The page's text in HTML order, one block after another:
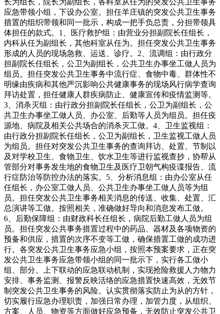
长为组长，院长为副组长，各科室从任为的突发公共卫生事务
应急带领小组，下设办公室。担任羊庄镇的突发公共卫生事务
措置的组织带领和同一批示，构成一把手负总责，分担带领具
体担任的款式。1、医疗救护组：由营业分担副院长任组长，
内科从任为副组长，其他科室从任为。担任突发公共卫生事务
形成的人员的现场急救、运送、诊疗。2、流调组：由行政分
担副院长任组长，公卫为副组长，公共卫生办事坐工做人员为
组员。担任突发公共卫生事务中流行症、食物中毒、群体性不
明缘由疾病和其他严沉影响公共健康事务的现场风行病学查询
拜访处置，担任健康人群疾病防止、健康宣传和疫情监测等。
3、消杀灭组：由行政分担副院长任组长，公卫为副组长，公
共卫生办事坐工做人员、办公室、后勤等人员为组员。担任疫
源地、病院及相关公共场合的消杀灭工做。4、卫生监视组：
由行政分担副院长任组长，公卫为副组长，卫生监视工做人员
为组员。担任对突发公共卫生事务的查询拜访、处置、节制以
及对学校卫生、食物卫生、饮水卫生等进行监视查抄，协帮从
管部分对事务发生地的食物卫生及医疗卫朝气构疫谍报告、流
行症防治等防控办法的落实。5、分析消息组：由办公室从任
任组长，办公室工做人员、公共卫生办事坐工做人员等为组
员。担任突发公共卫生事务相关消息的传送、收集、处置、汇
总演讲等工做。按照相关，准确做好导向和消息发布工做。
6、后勤保障组：由财政科长任组长，病院后勤工做人员为组
员。担任突发公共事务措置过程中的药品、器材及各项物资的
预备和供应，措置的次序不变等工做，确保措置工做的成功进
行。各突发公共卫生事务应急小组，按照本预案要求，正在突
发公共卫生事务应急带领小组的同一批示下，实行各工做小
组、部分、上下联动的应急联动机制，实现抢险救援人力物力
安排、事务监测、报警反映活络的应急措置快速高效，无效节
制突发公共卫生事务的风险。认实贯彻落实防止为从的方针，
切实履行应急办理职责，加强日常办理，加管力度，从组织、
方案、人员、物资等方面做好应急预备，无效防止突发公共卫